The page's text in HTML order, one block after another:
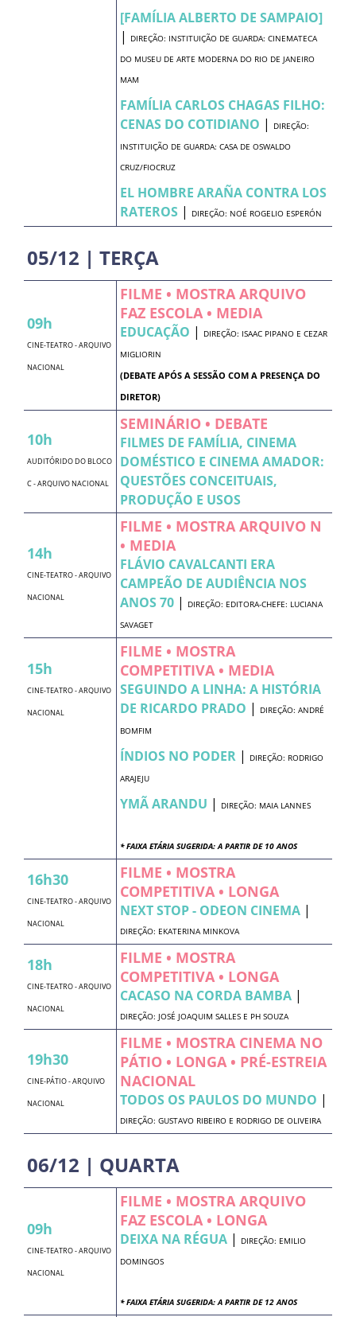
[FAMÍLIA ALBERTO DE SAMPAIO]
|
DIREÇÃO: INSTITUIÇÃO DE GUARDA: CINEMATECA
DO MUSEU DE ARTE MODERNA DO RIO DE JANEIRO 
MAM
FAMÍLIA CARLOS CHAGAS FILHO:
CENAS DO COTIDIANO |
DIREÇÃO:
INSTITUIÇÃO DE GUARDA: CASA DE OSWALDO
CRUZ/FIOCRUZ
EL HOMBRE ARAÑA CONTRA LOS
RATEROS | DIREÇÃO: NOÉ ROGELIO ESPERÓN
05/12 | TERÇA
09h
CINE-TEATRO - ARQUIVO
NACIONAL
FILME • MOSTRA ARQUIVO
FAZ ESCOLA • MEDIA
EDUCAÇÃO |
DIREÇÃO: ISAAC PIPANO E CEZAR
MIGLIORIN
(DEBATE APÓS A SESSÃO COM A PRESENÇA DO
DIRETOR)
10h
AUDITÓRIDO DO BLOCO
C - ARQUIVO NACIONAL
SEMINÁRIO • DEBATE
FILMES DE FAMÍLIA, CINEMA
DOMÉSTICO E CINEMA AMADOR:
QUESTÕES CONCEITUAIS,
PRODUÇÃO E USOS
14h
CINE-TEATRO - ARQUIVO
NACIONAL
FILME • MOSTRA ARQUIVO N
• MEDIA
FLÁVIO CAVALCANTI ERA
CAMPEÃO DE AUDIÊNCIA NOS
ANOS 70 |
DIREÇÃO: EDITORA-CHEFE: LUCIANA
SAVAGET
15h
CINE-TEATRO - ARQUIVO
NACIONAL
FILME • MOSTRA
COMPETITIVA • MEDIA
SEGUINDO A LINHA: A HISTÓRIA
DE RICARDO PRADO |
DIREÇÃO: ANDRÉ
BOMFIM
ÍNDIOS NO PODER |
DIREÇÃO: RODRIGO
ARAJEJU
YMÃ ARANDU | DIREÇÃO: MAIA LANNES
* FAIXA ETÁRIA SUGERIDA: A PARTIR DE 10 ANOS
16h30
CINE-TEATRO - ARQUIVO
NACIONAL
FILME • MOSTRA
COMPETITIVA • LONGA
NEXT STOP - ODEON CINEMA |
DIREÇÃO: EKATERINA MINKOVA
18h
CINE-TEATRO - ARQUIVO
NACIONAL
FILME • MOSTRA
COMPETITIVA • LONGA
CACASO NA CORDA BAMBA |
DIREÇÃO: JOSÉ JOAQUIM SALLES E PH SOUZA
19h30
CINE-PÁTIO - ARQUIVO
NACIONAL
FILME • MOSTRA CINEMA NO
PÁTIO • LONGA • PRÉ-ESTREIA
NACIONAL
TODOS OS PAULOS DO MUNDO |
DIREÇÃO: GUSTAVO RIBEIRO E RODRIGO DE OLIVEIRA
06/12 | QUARTA
09h
CINE-TEATRO - ARQUIVO
NACIONAL
FILME • MOSTRA ARQUIVO
FAZ ESCOLA • LONGA
DEIXA NA RÉGUA |
DIREÇÃO: EMILIO
DOMINGOS
* FAIXA ETÁRIA SUGERIDA: A PARTIR DE 12 ANOS